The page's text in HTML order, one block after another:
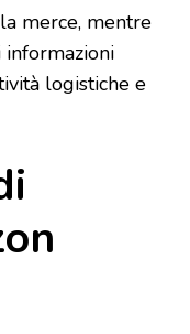
merce, mentre
logistiche e